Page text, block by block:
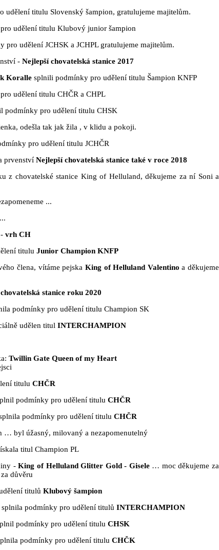
udělení titulu Slovenský šampion, gratulujeme majitelům.
udělení titulu Klubový junior šampion
pro udělení JCHSK a JCHPL gratulujeme majitelům.
- Nejlepší chovatelská stanice 2017
Koralle splnili podmínky pro udělení titulu Šampion KNFP
udělení titulu CHČR a CHPL
podmínky pro udělení titulu CHSK
odešla tak jak žila , v klidu a pokoji.
pro udělení titulu JCHČR
prvenství Nejlepší chovatelská stanice také v roce 2018
z chovatelské stanice King of Helluland, děkujeme za ní Soni a
...
vrh CH
titulu Junior Champion KNFP
člena, vítáme pejska King of Helluland Valentino a děkujeme
stanice roku 2020
podmínky pro udělení titulu Champion SK
udělen titul INTERCHAMPION
Twillin Gate Queen of my Heart
titulu CHČR
podmínky pro udělení titulu CHČR
podmínky pro udělení titulu CHČR
… byl úžasný, milovaný a nezapomenutelný
titul Champion PL
-King of Helluland Glitter Gold - Gisele… moc děkujeme za
důvěru
titulů Klubový šampion
podmínky pro udělení titulů INTERCHAMPION
podmínky pro udělení titulu CHSK
podmínky pro udělení titulu CHČK